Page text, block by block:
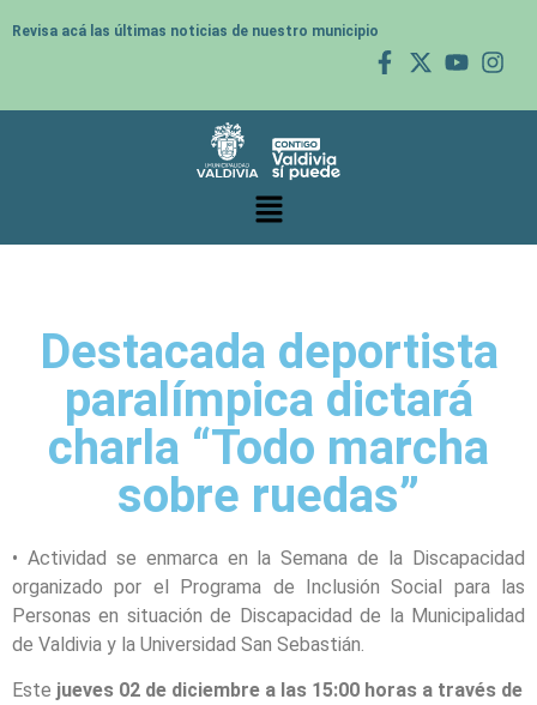
Revisa acá las últimas noticias de nuestro municipio
Destacada deportista
paralímpica dictará
charla “Todo marcha
sobre ruedas”
• Actividad se enmarca en la Semana de la Discapacidad
organizado por el Programa de Inclusión Social para las
Personas en situación de Discapacidad de la Municipalidad
de Valdivia y la Universidad San Sebastián.
Este jueves 02 de diciembre a las 15:00 horas a través de